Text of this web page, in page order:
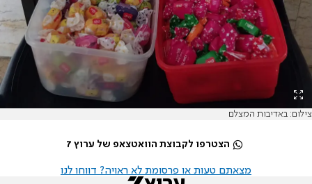
צילום: באדיבות המצלם
הצטרפו לקבוצת הוואטצאפ של ערוץ 7
מצאתם טעות או פרסומת לא ראויה? דווחו לנו